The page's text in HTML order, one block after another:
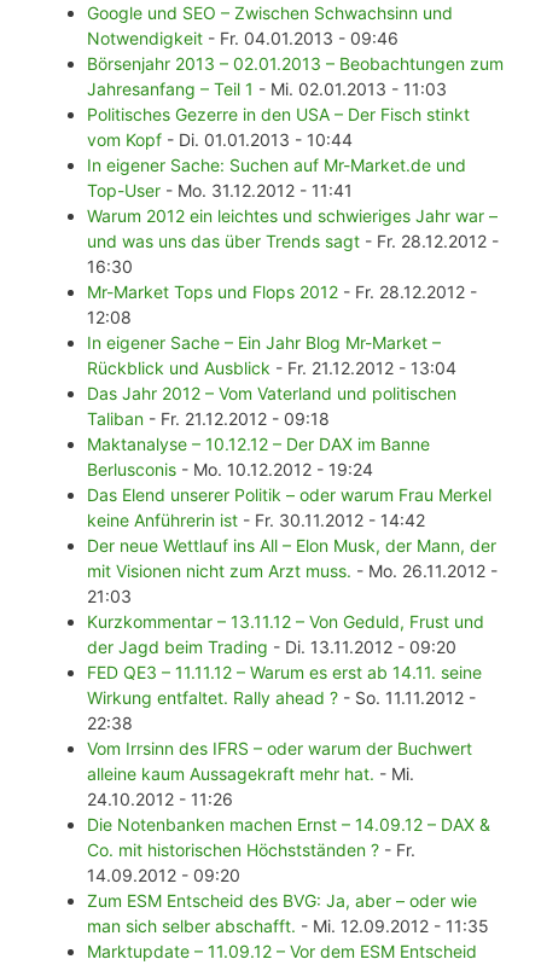
Google und SEO – Zwischen Schwachsinn und
Notwendigkeit - Fr. 04.01.2013 - 09:46
Börsenjahr 2013 – 02.01.2013 – Beobachtungen zum
Jahresanfang – Teil 1 - Mi. 02.01.2013 - 11:03
Politisches Gezerre in den USA – Der Fisch stinkt
vom Kopf - Di. 01.01.2013 - 10:44
In eigener Sache: Suchen auf Mr-Market.de und
Top-User - Mo. 31.12.2012 - 11:41
Warum 2012 ein leichtes und schwieriges Jahr war –
und was uns das über Trends sagt - Fr. 28.12.2012 -
16:30
Mr-Market Tops und Flops 2012 - Fr. 28.12.2012 -
12:08
In eigener Sache – Ein Jahr Blog Mr-Market –
Rückblick und Ausblick - Fr. 21.12.2012 - 13:04
Das Jahr 2012 – Vom Vaterland und politischen
Taliban - Fr. 21.12.2012 - 09:18
Maktanalyse – 10.12.12 – Der DAX im Banne
Berlusconis - Mo. 10.12.2012 - 19:24
Das Elend unserer Politik – oder warum Frau Merkel
keine Anführerin ist - Fr. 30.11.2012 - 14:42
Der neue Wettlauf ins All – Elon Musk, der Mann, der
mit Visionen nicht zum Arzt muss. - Mo. 26.11.2012 -
21:03
Kurzkommentar – 13.11.12 – Von Geduld, Frust und
der Jagd beim Trading - Di. 13.11.2012 - 09:20
FED QE3 – 11.11.12 – Warum es erst ab 14.11. seine
Wirkung entfaltet. Rally ahead ? - So. 11.11.2012 -
22:38
Vom Irrsinn des IFRS – oder warum der Buchwert
alleine kaum Aussagekraft mehr hat. - Mi.
24.10.2012 - 11:26
Die Notenbanken machen Ernst – 14.09.12 – DAX &
Co. mit historischen Höchstständen ? - Fr.
14.09.2012 - 09:20
Zum ESM Entscheid des BVG: Ja, aber – oder wie
man sich selber abschafft. - Mi. 12.09.2012 - 11:35
Marktupdate – 11.09.12 – Vor dem ESM Entscheid